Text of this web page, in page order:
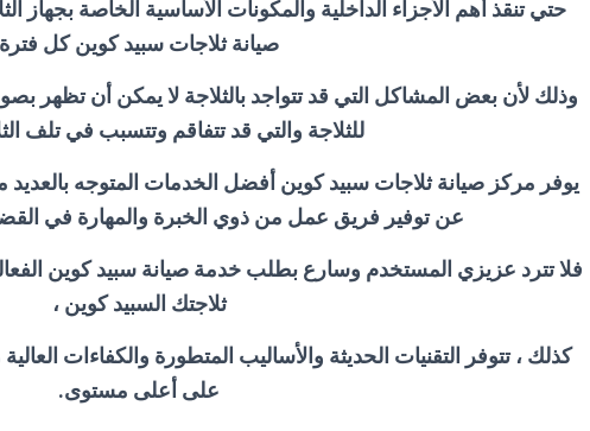
حتي تنقذ أهم الأجزاء الداخلية والمكونات الأساسية الخاصة بجهاز
صيانة ثلاجات سبيد كوين كل فترة
وذلك لأن بعض المشاكل التي قد تتواجد بالثلاجة لا يمكن أن تظهر
للثلاجة والتي قد تتفاقم وتتسبب في تلف
يوفر مركز صيانة ثلاجات سبيد كوين أفضل الخدمات المتوجه بالعديد
عن توفير فريق عمل من ذوي الخبرة والمهارة في
فلا تترد عزيزي المستخدم وسارع بطلب خدمة صيانة سبيد كوين
ثلاجتك السبيد كوين ،
كذلك ، تتوفر التقنيات الحديثة والأساليب المتطورة والكفاءات
على أعلى مستوى.